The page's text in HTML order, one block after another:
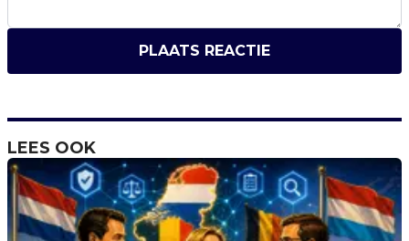
PLAATS REACTIE
LEES OOK